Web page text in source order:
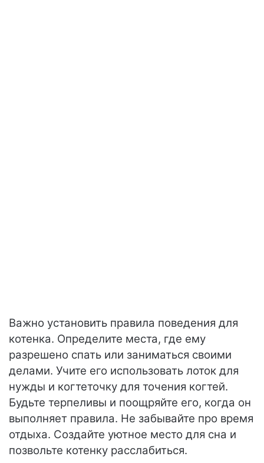
Важно установить правила поведения для
котенка. Определите места, где ему
разрешено спать или заниматься своими
делами. Учите его использовать лоток для
нужды и когтеточку для точения когтей.
Будьте терпеливы и поощряйте его, когда он
выполняет правила. Не забывайте про время
отдыха. Создайте уютное место для сна и
позвольте котенку расслабиться.